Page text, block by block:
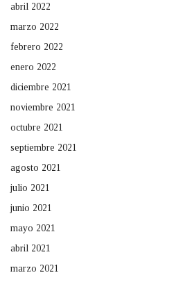
abril 2022
marzo 2022
febrero 2022
enero 2022
diciembre 2021
noviembre 2021
octubre 2021
septiembre 2021
agosto 2021
julio 2021
junio 2021
mayo 2021
abril 2021
marzo 2021